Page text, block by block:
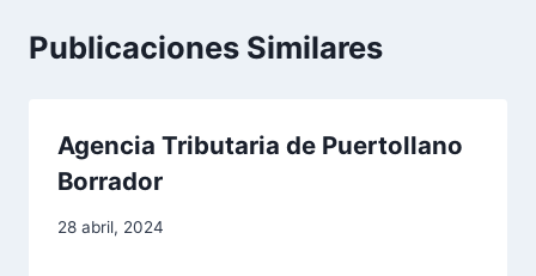
a
Publicaciones Similares
Agencia Tributaria de Puertollano
Borrador
28 abril, 2024